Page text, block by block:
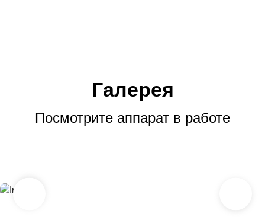
Галерея
Посмотрите аппарат в работе